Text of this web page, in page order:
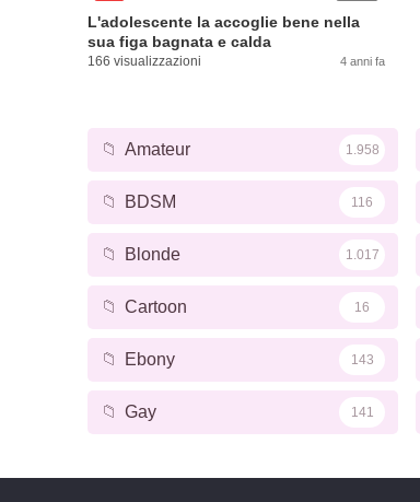
L'adolescente la accoglie bene nella
sua figa bagnata e calda
166 visualizzazioni 4 anni fa
📁 Amateur 1.958
📁 BDSM 116
📁 Blonde 1.017
📁 Cartoon 16
📁 Ebony 143
📁 Gay 141